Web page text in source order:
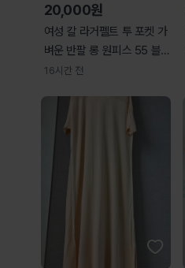
20,000원
여성 칼 라거펠트 투 포켓 가
벼운 반팔 롱 원피스 55 블
랙
16시간 전